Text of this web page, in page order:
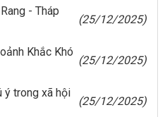
- Tháp
(25/12/2025)
Khắc Khó
(25/12/2025)
ý trong xã hội
(25/12/2025)